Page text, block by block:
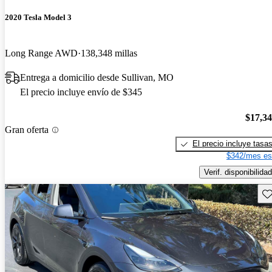
2020 Tesla Model 3
Long Range AWD 138,348 millas
Entrega a domicilio desde Sullivan, MO
El precio incluye envío de $345
Gran oferta
El precio incluye tasas
$342/mes
Verif. disponibilidad